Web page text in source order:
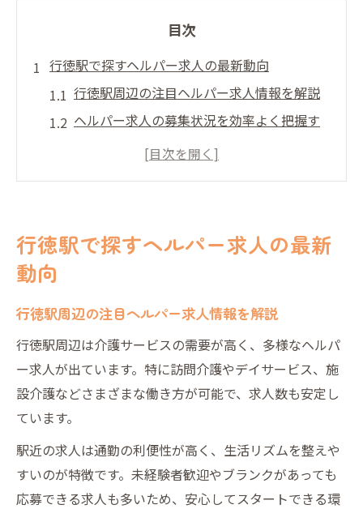
目次
行徳駅で探すヘルパー求人の最新動向
行徳駅周辺の注目ヘルパー求人情報を解説
ヘルパー求人の募集状況を効率よく把握す
未経験から始める安心のヘルパー求人探し
初めてのヘルパー求人選びで押さえるポイ
無資格・ブランク歓迎のヘルパー求人を探
す方法
研修やサポート充実のヘルパー求人を選ぶ
ポイント
通勤重視の方必見行徳駅周辺求人比較
行徳駅で探すヘルパー求人の最新
動向
行徳駅周辺の注目ヘルパー求人情報を解説
行徳駅周辺は介護サービスの需要が高く、多様なヘルパ
ー求人が出ています。特に訪問介護やデイサービス、施
設介護などさまざまな働き方が可能で、求人数も安定し
ています。
駅近の求人は通勤の利便性が高く、生活リズムを整えや
すいのが特徴です。未経験者歓迎やブランクがあっても
応募できる求人も多いため、安心してスタートできる環